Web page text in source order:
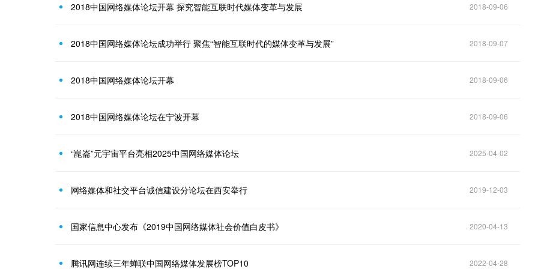
2018中国网络媒体论坛开幕 探究智能互联时代媒体变革与发展 2018-09-06
2018中国网络媒体论坛成功举行 聚焦“智能互联时代的媒体变革与发展” 2018-09-07
2018中国网络媒体论坛开幕 2018-09-06
2018中国网络媒体论坛在宁波开幕 2018-09-06
“崑崙”元宇宙平台亮相2025中国网络媒体论坛 2025-04-02
网络媒体和社交平台诚信建设分论坛在西安举行 2019-12-03
国家信息中心发布《2019中国网络媒体社会价值白皮书》 2020-04-13
腾讯网连续三年蝉联中国网络媒体发展榜TOP10 2022-04-28